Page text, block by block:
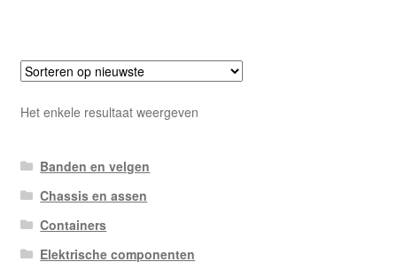
Het enkele resultaat weergeven
Banden en velgen
Chassis en assen
Containers
Elektrische componenten